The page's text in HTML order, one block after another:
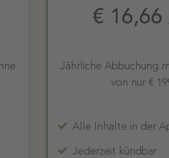
€
Jährliche Abbuchung
von nur €
Alle Inhalte in der
Jederzeit kündbar